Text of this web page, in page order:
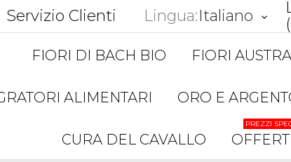
Servizio Clienti Lingua:Italiano keyboard_arrow_down
(
FIORI DI BACH BIO FIORI
ALIMENTARI ORO E
CURA DEL CAVALLO
PREZZI